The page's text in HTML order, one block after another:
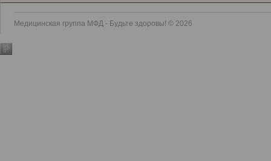
Медицинская группа МФД - Будьте здоровы! © 2026